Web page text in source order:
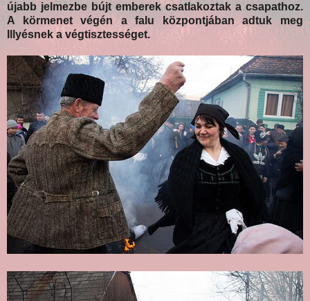
újabb jelmezbe bújt emberek csatlakoztak a csapathoz.
A körmenet végén a falu központjában adtuk meg
Illyésnek a végtisztességet.